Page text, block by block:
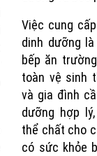
Việc cung
dinh dưỡng
bếp ăn
toàn vệ sinh
và gia đình
dưỡng hợp
thể chất cho
có sức khỏe